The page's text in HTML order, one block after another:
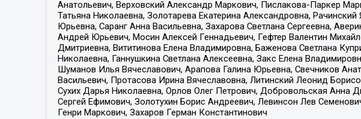
Анатольевич, Верховский Александр Маркович, Пислакова-Паркер
Татьяна Николаевна, Золотарева Екатерина Александровна,
Юрьевна, Саранг Анна Васильевна, Захарова Светлана Сергеевна,
Андрей Юрьевич, Мосин Алексей Геннадьевич, Гефтер Валентин
Дмитриевна, Вититинова Елена Владимировна, Баженова Светлана
Николаевна, Ганнушкина Светлана Алексеевна, Закс Елена
Шуманов Илья Вячеславович, Арапова Галина Юрьевна, Свечников
Васильевич, Протасова Ирина Вячеславовна, Литинский Леонид
Сухих Дарья Николаевна, Орлов Олег Петрович, Добровольская Анна
Сергей Ефимович, Золотухин Борис Андреевич, Левинсон Лев
Генри Маркович, Захаров Герман Константинович